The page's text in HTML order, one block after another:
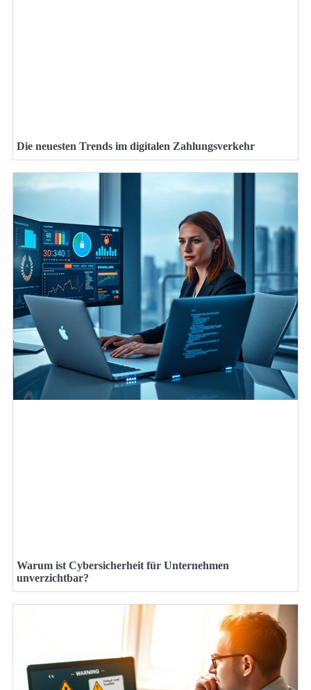
Die neuesten Trends im digitalen Zahlungsverkehr
Warum ist Cybersicherheit für Unternehmen
unverzichtbar?